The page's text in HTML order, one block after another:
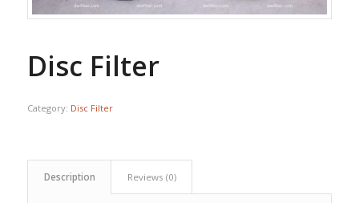
Disc Filter
Category: Disc Filter
Description Reviews (0)